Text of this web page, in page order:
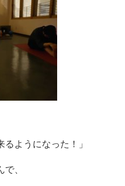
ようになった！」
、